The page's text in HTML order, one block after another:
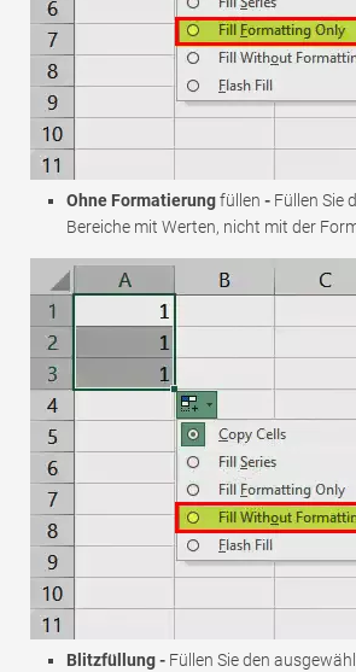
Ohne Formatierungfüllen - Füllen Sie
Bereiche mit Werten, nicht mit der
Blitzfüllung - Füllen Sie den